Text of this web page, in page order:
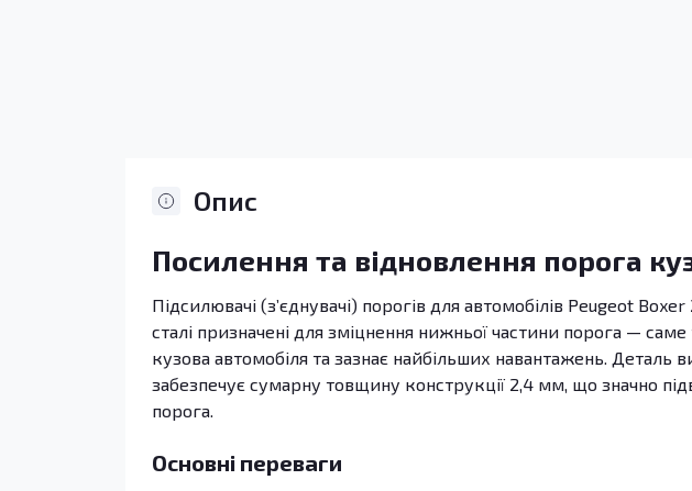
Опис
Посилення та відновлення порога
Підсилювачі (з’єднувачі) порогів для автомобілів Peugeot
сталі призначені для зміцнення нижньої частини порога — саме
кузова автомобіля та зазнає найбільших навантажень. Деталь
забезпечує сумарну товщину конструкції 2,4 мм, що значно
порога.
Основні переваги